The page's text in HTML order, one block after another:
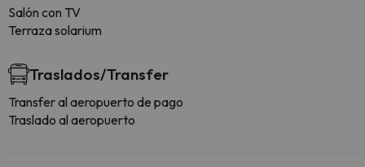
Salón con TV
Terraza solarium
Traslados/Transfer
Transfer al aeropuerto de pago
Traslado al aeropuerto